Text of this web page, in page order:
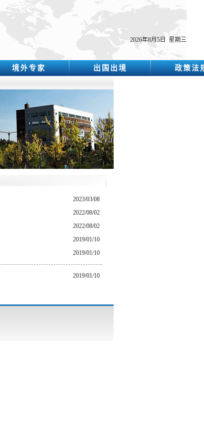
2026年8月5日 星期三
境外专家 出国出境 政策法
2023/03/08
2022/08/02
2022/08/02
2019/01/10
2019/01/10
2019/01/10